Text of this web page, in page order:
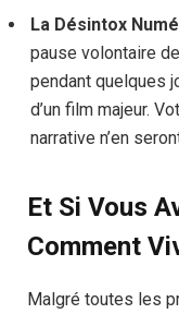
La Désintox
pause volontaire
pendant quelques
d’un film majeur.
narrative n’en
Et Si Vous
Comment
Malgré toutes les